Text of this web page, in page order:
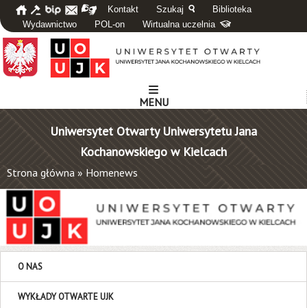
Kontakt Szukaj
Biblioteka
Wydawnictwo
POL-on Wirtualna uczelnia
MENU
Uniwersytet Otwarty Uniwersytetu Jana
Kochanowskiego w Kielcach
Strona główna » Homenews
O NAS
WYKŁADY OTWARTE UJK